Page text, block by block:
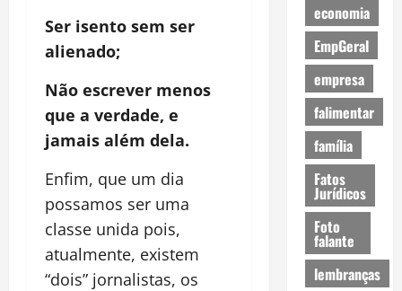
Ser isento sem ser
alienado;
Não escrever menos
que a verdade, e
jamais além dela.
Enfim, que um dia
possamos ser uma
classe unida pois,
atualmente, existem
“dois” jornalistas, os
economia
EmpGeral
empresa
falimentar
família
Fatos
Jurídicos
Foto
falante
lembranças